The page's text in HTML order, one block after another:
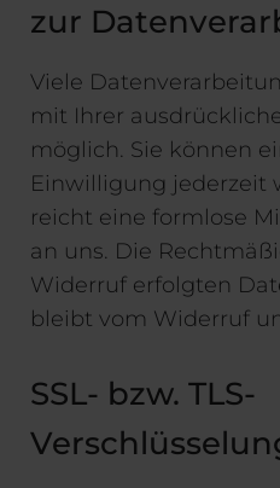
zur
Viele
mit Ihrer
möglich. Sie können
Einwilligung jederzeit
reicht eine formlose
an uns. Die
Widerruf erfolgten
bleibt vom Widerruf
SSL- bzw. TLS-